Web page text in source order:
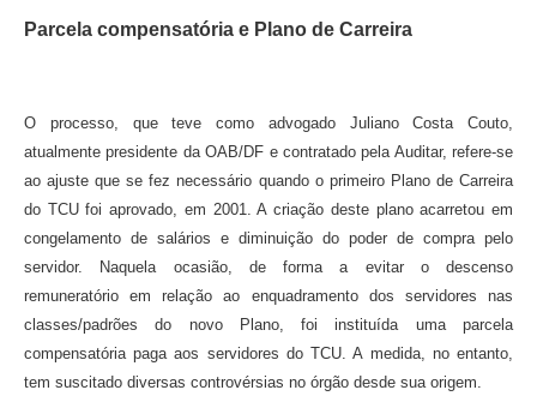
Parcela compensatória e Plano de Carreira
O processo, que teve como advogado Juliano Costa Couto,
atualmente presidente da OAB/DF e contratado pela Auditar, refere-se
ao ajuste que se fez necessário quando o primeiro Plano de Carreira
do TCU foi aprovado, em 2001. A criação deste plano acarretou em
congelamento de salários e diminuição do poder de compra pelo
servidor. Naquela ocasião, de forma a evitar o descenso
remuneratório em relação ao enquadramento dos servidores nas
classes/padrões do novo Plano, foi instituída uma parcela
compensatória paga aos servidores do TCU. A medida, no entanto,
tem suscitado diversas controvérsias no órgão desde sua origem.